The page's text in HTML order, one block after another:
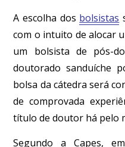
A escolha dos bolsistas
com o intuito de alocar
um bolsista de pós-
doutorado sanduíche
bolsa da cátedra será
de comprovada
título de doutor há pelo
Segundo a Capes,